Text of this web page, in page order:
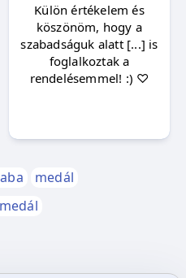
Külön értékelem és
köszönöm, hogy a
szabadságuk alatt [...] is
foglalkoztak a
rendelésemmel! :) ♡
medál